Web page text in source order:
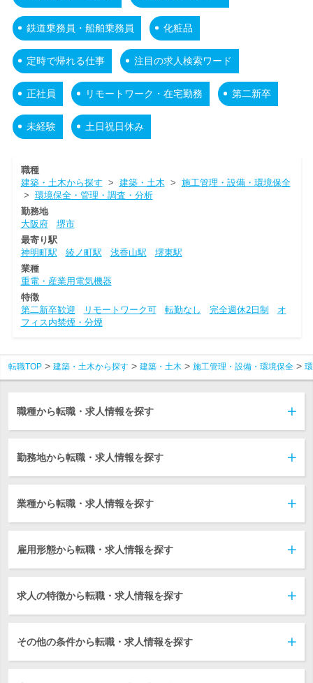
鉄道乗務員・船舶乗務員 化粧品
定時で帰れる仕事 注目の求人検索ワード
正社員 リモートワーク・在宅勤務 第二新卒
未経験 土日祝日休み
職種
建築・土木から探す > 建築・土木 > 施工管理・設備・環境保全
> 環境保全・管理・調査・分析
勤務地
大阪府
堺市
最寄り駅
神明町駅
綾ノ町駅 浅香山駅
堺東駅
業種
重電・産業用電気機器
特徴
第二新卒歓迎
リモートワーク可 転勤なし 完全週休2日制
オ
フィス内禁煙・分煙
転職TOP 建築・土木から探す 建築・土木 施工管理・設備・環境保全
職種から転職・求人情報を探す
勤務地から転職・求人情報を探す
業種から転職・求人情報を探す
雇用形態から転職・求人情報を探す
求人の特徴から転職・求人情報を探す
その他の条件から転職・求人情報を探す